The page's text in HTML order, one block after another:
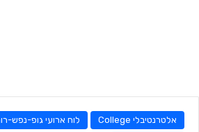
אלטרנטיבלי College לוח ארועי גופ-נפש-